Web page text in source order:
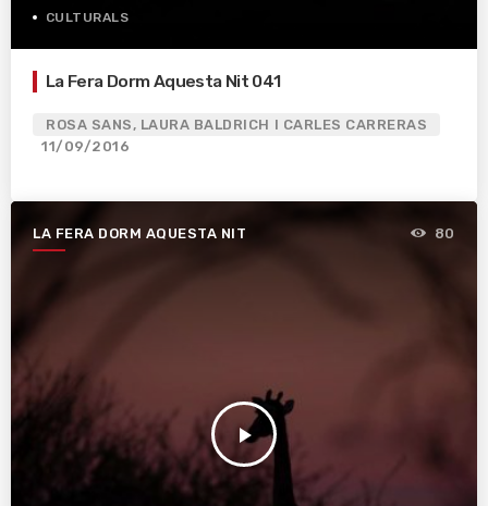
CULTURALS
La Fera Dorm Aquesta Nit 041
ROSA SANS, LAURA BALDRICH I CARLES CARRERAS
11/09/2016
LA FERA DORM AQUESTA NIT
play_arrow
80